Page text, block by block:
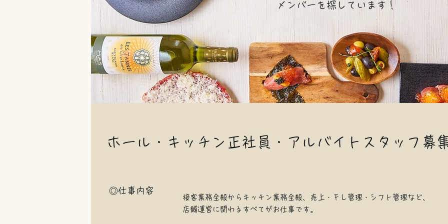
メンバーを探しています！
ホール・キッチン正社員・アルバイトスタッフ募
◎仕事内容
接客業務全般からキッチン業務全般、売上・ＦＬ管理・シフト管理など、
店舗運営に関わるすべてがお仕事です。